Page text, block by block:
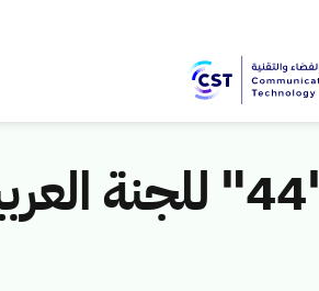
المملكة تشارك في الاجتماع